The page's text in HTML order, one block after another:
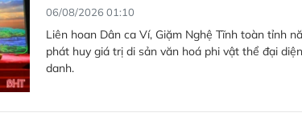
06/08/2026 01:10
Liên hoan Dân ca Ví, Giặm Nghệ Tĩnh toàn tỉnh
phát huy giá trị di sản văn hoá phi vật thể đại
danh.